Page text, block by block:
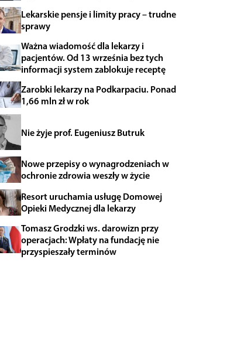
Lekarskie pensje i limity pracy – trudne
sprawy
Ważna wiadomość dla lekarzy i
pacjentów. Od 13 września bez tych
informacji system zablokuje receptę
Zarobki lekarzy na Podkarpaciu. Ponad
1,66 mln zł w rok
Nie żyje prof. Eugeniusz Butruk
Nowe przepisy o wynagrodzeniach w
ochronie zdrowia weszły w życie
Resort uruchamia usługę Domowej
Opieki Medycznej dla lekarzy
Tomasz Grodzki ws. darowizn przy
operacjach: Wpłaty na fundację nie
przyspieszały terminów